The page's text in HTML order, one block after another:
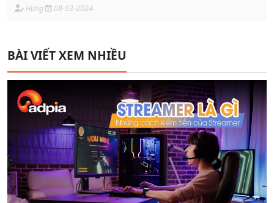
Hung 08-03-2024
BÀI VIẾT XEM NHIỀU